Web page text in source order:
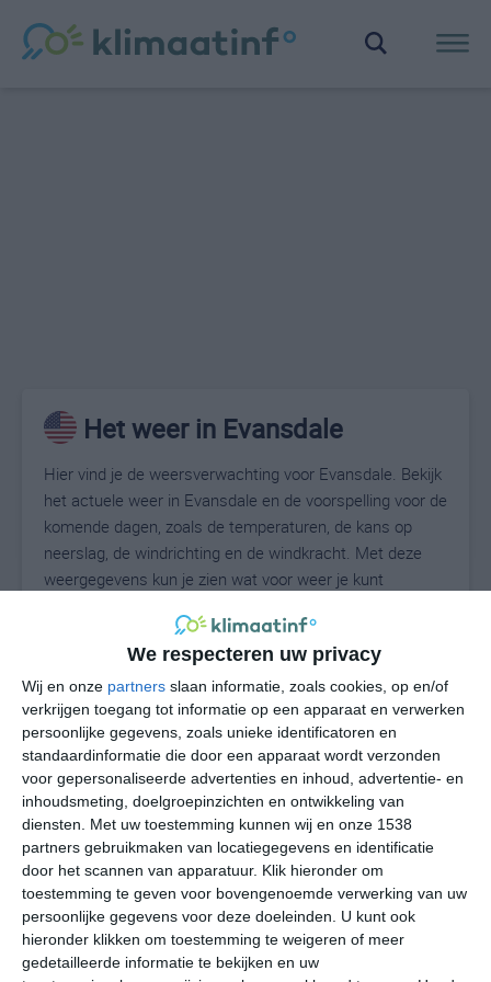
We respecteren uw privacy
Wij en onze partners slaan informatie, zoals cookies, op en/of
verkrijgen toegang tot informatie op een apparaat en verwerken
persoonlijke gegevens, zoals unieke identificatoren en
standaardinformatie die door een apparaat wordt verzonden
voor gepersonaliseerde advertenties en inhoud, advertentie- en
inhoudsmeting, doelgroepinzichten en ontwikkeling van
diensten.
Met uw toestemming kunnen wij en onze 1538
partners gebruikmaken van locatiegegevens en identificatie
door het scannen van apparatuur. Klik hieronder om
toestemming te geven voor bovengenoemde verwerking van uw
persoonlijke gegevens voor deze doeleinden. U kunt ook
hieronder klikken om toestemming te weigeren of meer
gedetailleerde informatie te bekijken en uw
Het weer in Evansdale
Hier vind je de weersverwachting voor Evansdale. Bekijk
het actuele weer in Evansdale en de voorspelling voor de
komende dagen, zoals de temperaturen, de kans op
neerslag, de windrichting en de windkracht. Met deze
weergegevens kun je zien wat voor weer je kunt
klimaatstatistieken beschrijven we het weer per maand
in Evansdale. Dit is geen langetermijnverwachting, maar
geeft het gemiddelde weerbeeld voor alle maanden van
het jaar. Wil je de uitgebreide weersverwachting voor
Evansdale zien? Op de pagina met extra weerinformatie
tonen we de kans op sneeuw, de gevoelstemperatuur,
de zichtbaarheid, de UV-kracht, de luchtdruk en meer
goede weerinfo.
23°C